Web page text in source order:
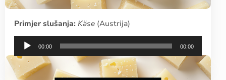
Primjer slušanja: Käse (Austrija)
Audio
Player
00:00 00:00